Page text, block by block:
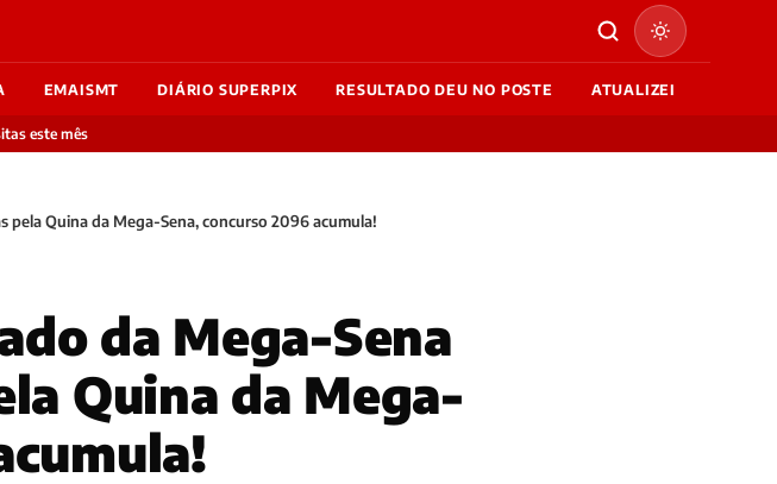
EMAISMT DIÁRIO SUPERPIX RESULTADO DEU NO POSTE ATUALIZEI
este mês
pela Quina da Mega-Sena, concurso 2096 acumula!
da Mega-Sena
Quina da Mega-